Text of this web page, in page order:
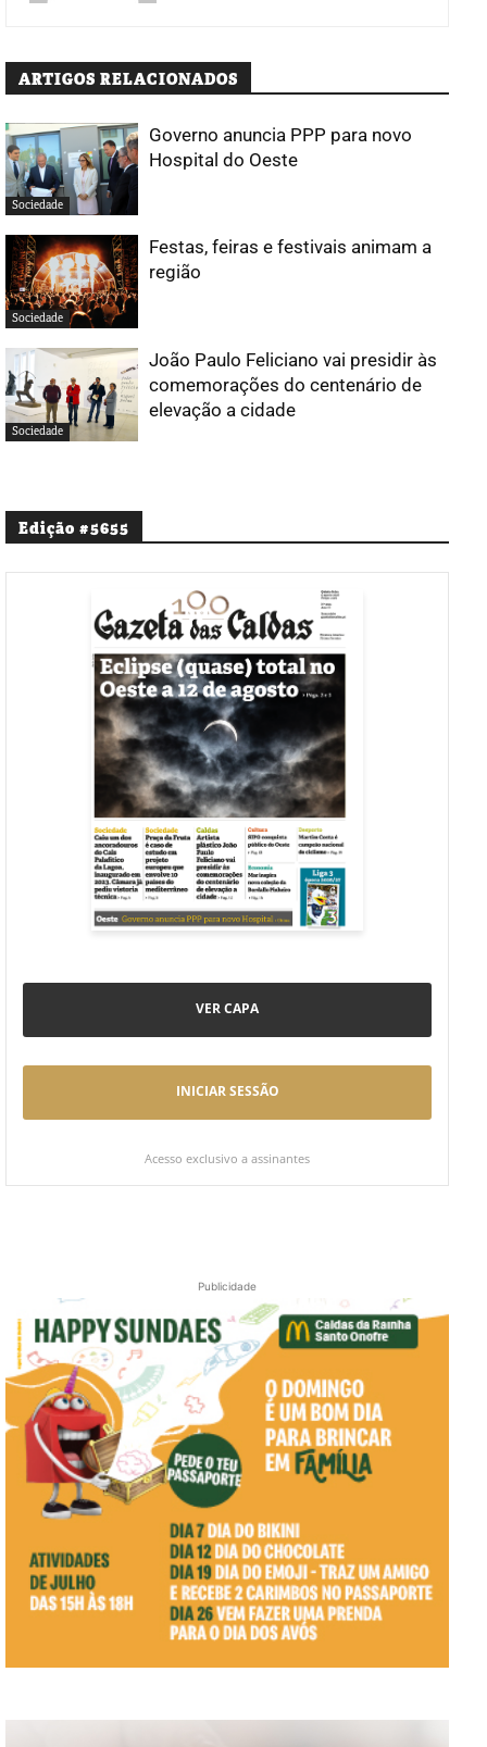
ARTIGOS RELACIONADOS
Sociedade
Governo anuncia PPP para novo
Hospital do Oeste
Sociedade
Festas, feiras e festivais animam a
região
Sociedade
João Paulo Feliciano vai presidir às
comemorações do centenário de
elevação a cidade
Edição #5655
VER CAPA
INICIAR SESSÃO
Acesso exclusivo a assinantes
Publicidade